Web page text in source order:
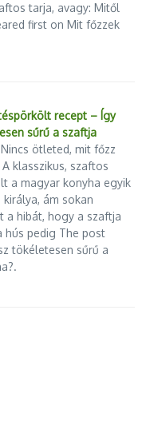
tarja, avagy: Mitől
first on Mit főzzek
recept – Így
sűrű a szaftja
ötleted, mit főzz
klasszikus, szaftos
a magyar konyha egyik
ám sokan
a hibát, hogy a szaftja
hús pedig The post
tökéletesen sűrű a